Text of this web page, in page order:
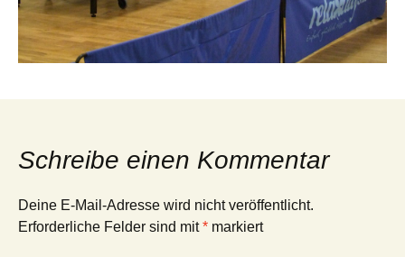
Schreibe einen Kommentar
Deine E-Mail-Adresse wird nicht veröffentlicht.
Erforderliche Felder sind mit* markiert